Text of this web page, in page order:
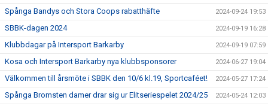
Spånga Bandys och Stora Coops rabatthäfte 2024-09-24 19:53
SBBK-dagen 2024 2024-09-19 16:28
Klubbdagar på Intersport Barkarby 2024-09-19 07:59
Kosa och Intersport Barkarby nya klubbsponsorer 2024-06-27 19:04
Välkommen till årsmöte i SBBK den 10/6 kl.19, Sportcaféet! 2024-05-27 17:24
Spånga Bromsten damer drar sig ur Elitseriespelet 2024/25 2024-05-24 12:03